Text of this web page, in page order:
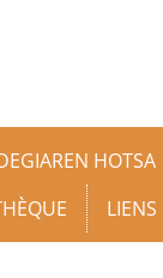
HOTSA
LIENS